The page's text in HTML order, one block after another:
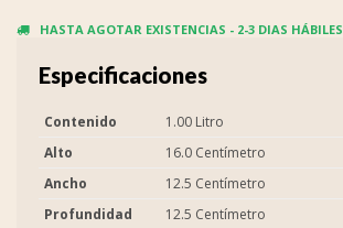
HASTA AGOTAR EXISTENCIAS - 2-3 DIAS HÁBILES
Especificaciones
Contenido
1.00 Litro
Alto
16.0 Centímetro
Ancho
12.5 Centímetro
Profundidad
12.5 Centímetro